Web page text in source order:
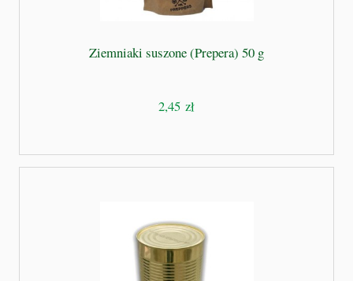
Ziemniaki suszone (Prepera) 50 g
2,45 zł